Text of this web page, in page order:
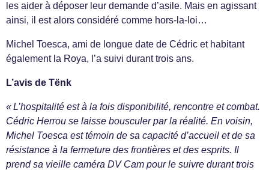
les aider à déposer leur demande d’asile. Mais en agissant
ainsi, il est alors considéré comme hors-la-loi…
Michel Toesca, ami de longue date de Cédric et habitant
également la Roya, l’a suivi durant trois ans.
L’avis de Tënk
« L’hospitalité est à la fois disponibilité, rencontre et combat.
Cédric Herrou se laisse bousculer par la réalité. En voisin,
Michel Toesca est témoin de sa capacité d’accueil et de sa
résistance à la fermeture des frontières et des esprits. Il
prend sa vieille caméra DV Cam pour le suivre durant trois